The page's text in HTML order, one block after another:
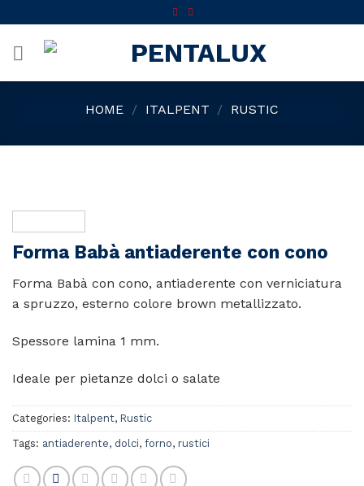
to
content
HOME / ITALPENT / RUSTIC
Forma Babà antiaderente con cono
Forma Babà con cono, antiaderente con verniciatura
a spruzzo, esterno colore brown metallizzato.
Spessore lamina 1 mm.
Ideale per pietanze dolci o salate
Categories: Italpent, Rustic
Tags: antiaderente, dolci, forno, rustici